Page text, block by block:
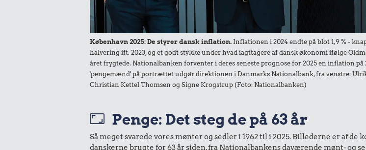
København 2025: De styrer dansk inflation. Inflationen i 2024 endte på blot 1,9 % -
halvering ift. 2023, og et godt stykke under hvad iagttagere af dansk økonomi ifølge
året frygtede. Nationalbanken forventer i deres seneste prognose for 2025 en inflation på
'pengemænd' på portrættet udgør direktionen i Danmarks Nationalbank, fra venstre:
Christian Kettel Thomsen og Signe Krogstrup (Foto: Nationalbanken)
Penge: Det steg de på 63 år
Så meget svarede vores mønter og sedler i 1962 til i 2025. Billederne er af de
danskerne brugte for 63 år siden, fra Nationalbankens daværende mønt- og